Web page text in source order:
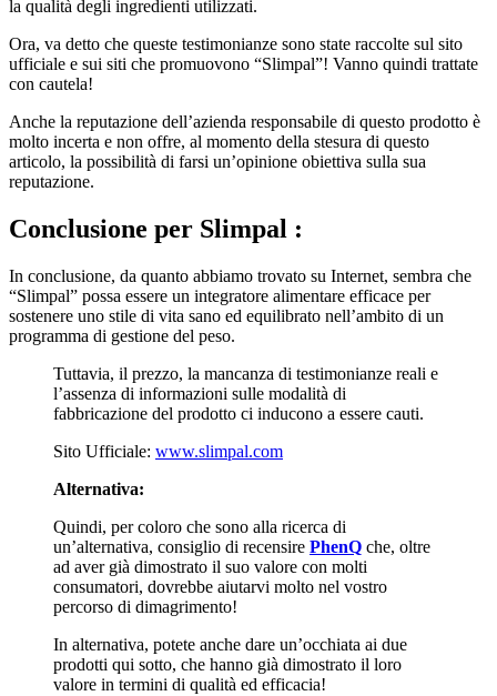
la qualità degli ingredienti utilizzati.
Ora, va detto che queste testimonianze sono state raccolte sul sito
ufficiale e sui siti che promuovono “Slimpal”! Vanno quindi trattate
con cautela!
Anche la reputazione dell’azienda responsabile di questo prodotto è
molto incerta e non offre, al momento della stesura di questo
articolo, la possibilità di farsi un’opinione obiettiva sulla sua
reputazione.
Conclusione per Slimpal :
In conclusione, da quanto abbiamo trovato su Internet, sembra che
“Slimpal” possa essere un integratore alimentare efficace per
sostenere uno stile di vita sano ed equilibrato nell’ambito di un
programma di gestione del peso.
Tuttavia, il prezzo, la mancanza di testimonianze reali e
l’assenza di informazioni sulle modalità di
fabbricazione del prodotto ci inducono a essere cauti.
Sito Ufficiale: www.slimpal.com
Alternativa:
Quindi, per coloro che sono alla ricerca di
un’alternativa, consiglio di recensire PhenQ che, oltre
ad aver già dimostrato il suo valore con molti
consumatori, dovrebbe aiutarvi molto nel vostro
percorso di dimagrimento!
In alternativa, potete anche dare un’occhiata ai due
prodotti qui sotto, che hanno già dimostrato il loro
valore in termini di qualità ed efficacia!